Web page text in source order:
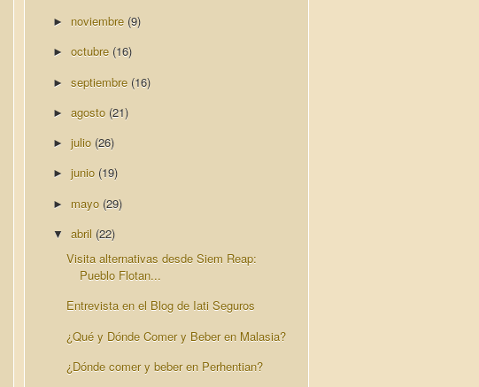
► noviembre (9)
► octubre (16)
► septiembre (16)
► agosto (21)
► julio (26)
► junio (19)
► mayo (29)
▼ abril (22)
Visita alternativas desde Siem Reap:
Pueblo Flotan...
Entrevista en el Blog de Iati Seguros
¿Qué y Dónde Comer y Beber en Malasia?
¿Dónde comer y beber en Perhentian?